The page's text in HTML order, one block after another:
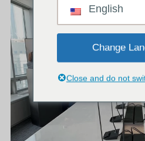
NORTHVISION
獲
得
韓
國
POSCO
INTERNATIONAL
選
用
English
Change
Close and do not